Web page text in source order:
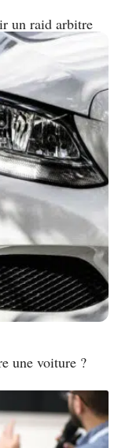
un raid arbitre
une voiture ?